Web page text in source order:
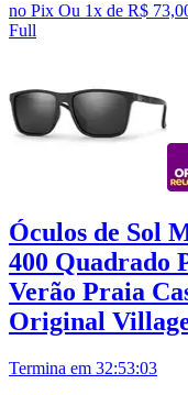
no Pix Ou 1x de R$
Full
Óculos de Sol
400 Quadrado
Verão Praia
Original
Termina em 32:53:02